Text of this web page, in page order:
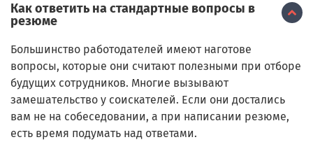
Как ответить на стандартные вопросы в
резюме
Большинство работодателей имеют наготове
вопросы, которые они считают полезными при отборе
будущих сотрудников. Многие вызывают
замешательство у соискателей. Если они достались
вам не на собеседовании, а при написании резюме,
есть время подумать над ответами.